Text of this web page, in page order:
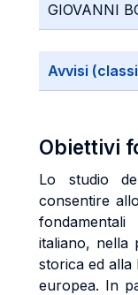
GIOVANNI
Avvisi (classi
Obiettivi
Lo studio
consentire
fondamentali
italiano, nella
storica ed alla
europea. In